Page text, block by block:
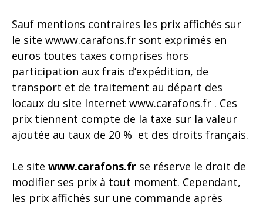
Sauf mentions contraires les prix affichés sur
le site wwww.carafons.fr sont exprimés en
euros toutes taxes comprises hors
participation aux frais d’expédition, de
transport et de traitement au départ des
locaux du site Internet www.carafons.fr . Ces
prix tiennent compte de la taxe sur la valeur
ajoutée au taux de 20 % et des droits français.
Le site www.carafons.fr se réserve le droit de
modifier ses prix à tout moment. Cependant,
les prix affichés sur une commande après